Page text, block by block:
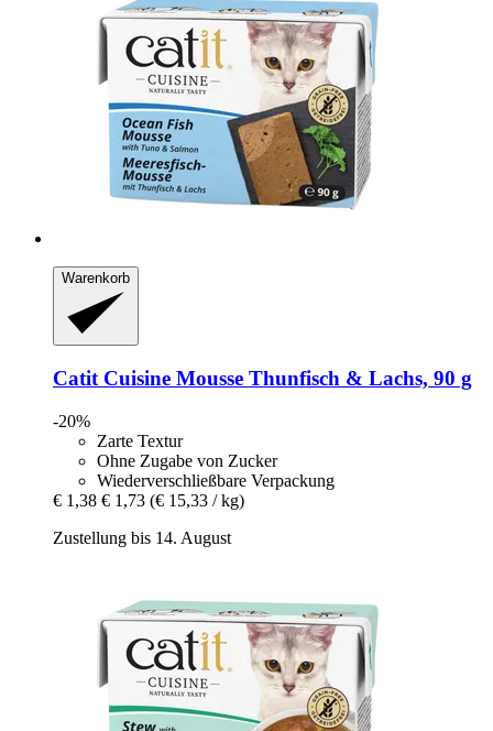
Warenkorb
Catit Cuisine Mousse Thunfisch & Lachs, 90 g
-20%
Zarte Textur
Ohne Zugabe von Zucker
Wiederverschließbare Verpackung
€ 1,38 € 1,73 (€ 15,33 / kg)
Zustellung bis 14. August